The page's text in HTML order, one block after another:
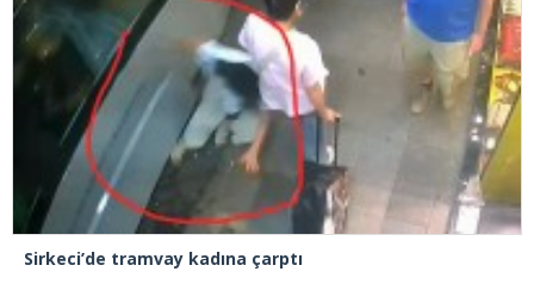
Sirkeci’de tramvay kadına çarptı